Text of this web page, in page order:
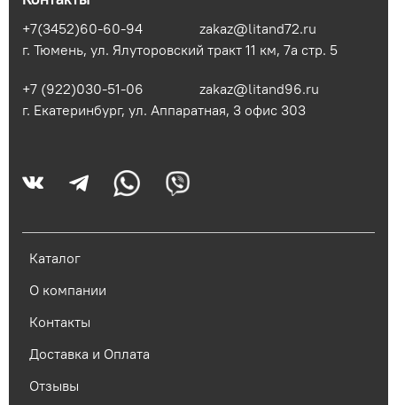
Каталог
О компании
Контакты
Доставка и Оплата
Отзывы
+7(3452)60-60-94
zakaz@litand72.ru
г. Тюмень, ул. Ялуторовский тракт 11 км, 7а стр. 5
+7 (922)030-51-06
zakaz@litand96.ru
г. Екатеринбург, ул. Аппаратная, 3​ офис 303